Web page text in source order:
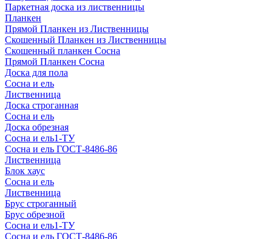
Паркетная доска из лиственницы
Планкен
Прямой Планкен из Лиственницы
Скошенный Планкен из Лиственницы
Скошенный планкен Сосна
Прямой Планкен Сосна
Доска для пола
Сосна и ель
Лиственница
Доска строганная
Сосна и ель
Доска обрезная
Сосна и ель1-ТУ
Сосна и ель ГОСТ-8486-86
Лиственница
Блок хаус
Сосна и ель
Лиственница
Брус строганный
Брус обрезной
Сосна и ель1-ТУ
Сосна и ель ГОСТ-8486-86